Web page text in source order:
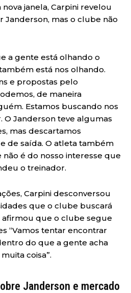
janela, Carpini revelou
Janderson, mas o clube não
a gente está olhando o
está nos olhando.
e propostas pelo
de maneira
Estamos buscando nos
O Janderson teve algumas
mas descartamos
de saída. O atleta também
não é do nosso interesse que
o treinador.
Carpini desconversou
que o clube buscará
afirmou que o clube segue
“Vamos tentar encontrar
do que a gente acha
coisa”.
Janderson e mercado